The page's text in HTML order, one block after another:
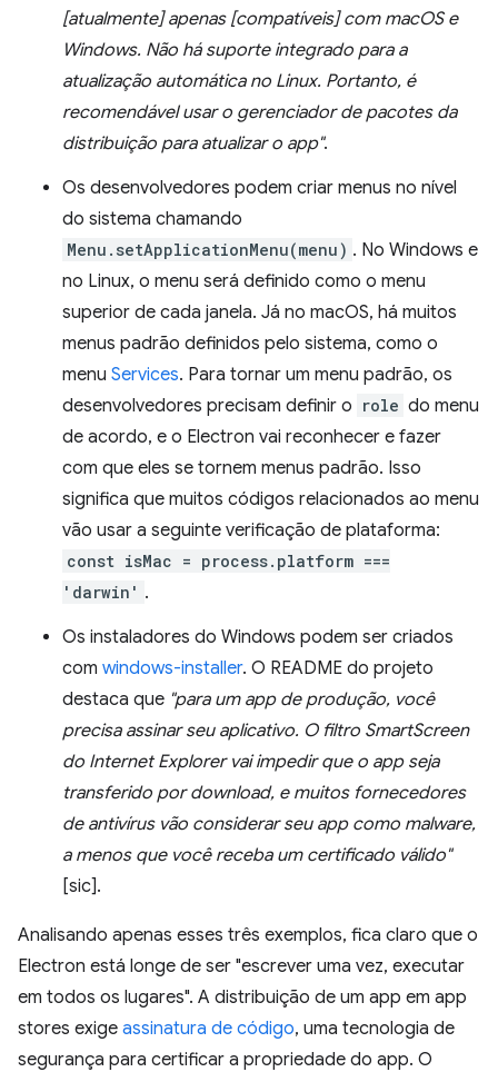
[atualmente] apenas [compatíveis] com macOS e
Windows. Não há suporte integrado para a
atualização automática no Linux. Portanto, é
recomendável usar o gerenciador de pacotes da
distribuição para atualizar o app".
Os desenvolvedores podem criar menus no nível
do sistema chamando
Menu.setApplicationMenu(menu) . No Windows e
no Linux, o menu será definido como o menu
superior de cada janela. Já no macOS, há muitos
menus padrão definidos pelo sistema, como o
menu Services. Para tornar um menu padrão, os
desenvolvedores precisam definir o role do menu
de acordo, e o Electron vai reconhecer e fazer
com que eles se tornem menus padrão. Isso
significa que muitos códigos relacionados ao menu
vão usar a seguinte verificação de plataforma:
const isMac = process.platform ===
'darwin' .
Os instaladores do Windows podem ser criados
com windows-installer. O README do projeto
destaca que "para um app de produção, você
precisa assinar seu aplicativo. O filtro SmartScreen
do Internet Explorer vai impedir que o app seja
transferido por download, e muitos fornecedores
de antivírus vão considerar seu app como malware,
a menos que você receba um certificado válido"
[sic].
Analisando apenas esses três exemplos, fica claro que o
Electron está longe de ser "escrever uma vez, executar
em todos os lugares". A distribuição de um app em app
stores exige assinatura de código, uma tecnologia de
segurança para certificar a propriedade do app. O